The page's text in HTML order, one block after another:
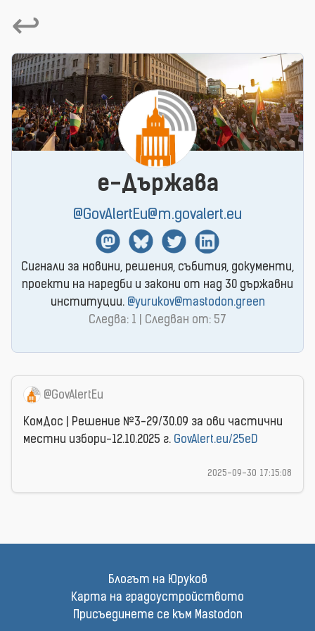
↩
e-Държава
@GovAlertEu@m.govalert.eu
MastodonBlueSkyTwitterLinkedin
Сигнали за новини, решения, събития, документи,
проекти на наредби и закони от над 30 държавни
институции. @yurukov@mastodon.green
Следва: 1 | Следван от: 57
@GovAlertEu
КомДос | Решение №3-29/30.09 за ови частични
местни избори-12.10.2025 г. GovAlert.eu/25eD
2025-09-30 17:15:08
Блогът на Юруков
Карта на градоустройството
Присъединете се към Mastodon